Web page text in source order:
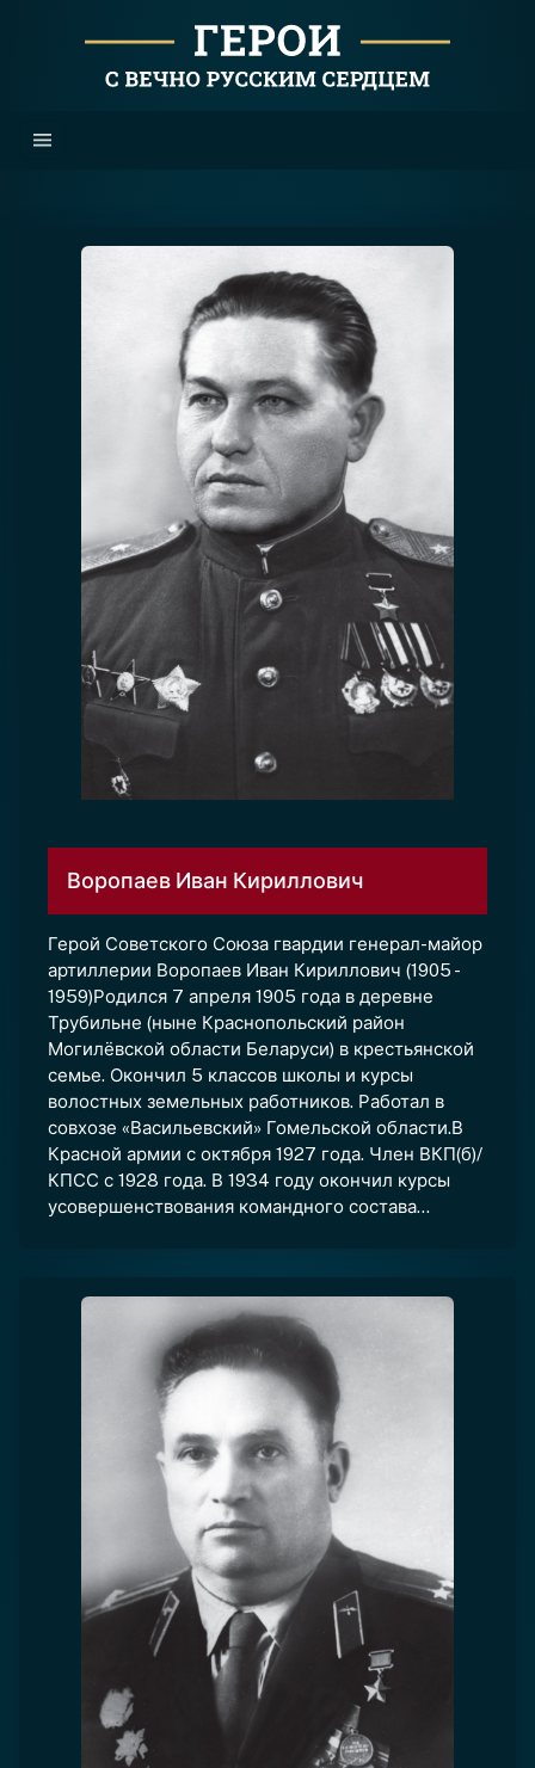
Воропаев Иван Кириллович
Герой Советского Союза гвардии генерал-майор
артиллерии Воропаев Иван Кириллович (1905 -
1959)Родился 7 апреля 1905 года в деревне
Трубильне (ныне Краснопольский район
Могилёвской области Беларуси) в крестьянской
семье. Окончил 5 классов школы и курсы
волостных земельных работников. Работал в
совхозе «Васильевский» Гомельской области.В
Красной армии с октября 1927 года. Член ВКП(б)/
КПСС с 1928 года. В 1934 году окончил курсы
усовершенствования командного состава...